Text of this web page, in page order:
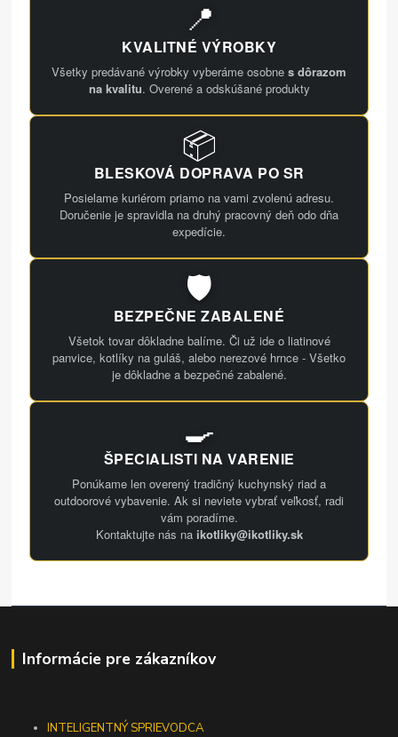
📍
KVALITNÉ VÝROBKY
Všetky predávané výrobky vyberáme osobne s dôrazom
na kvalitu. Overené a odskúšané produkty
📦
BLESKOVÁ DOPRAVA PO SR
Posielame kuriérom priamo na vami zvolenú adresu.
Doručenie je spravidla na druhý pracovný deň odo dňa
expedície.
🛡️
BEZPEČNE ZABALENÉ
Všetok tovar dôkladne balíme. Či už ide o liatinové
panvice, kotlíky na guláš, alebo nerezové hrnce - Všetko
je dôkladne a bezpečné zabalené.
🍳
ŠPECIALISTI NA VARENIE
Ponúkame len overený tradičný kuchynský riad a
outdoorové vybavenie. Ak si neviete vybrať veľkosť, radi
vám poradíme.
Kontaktujte nás na ikotliky@ikotliky.sk
Informácie pre zákazníkov
INTELIGENTNÝ SPRIEVODCA